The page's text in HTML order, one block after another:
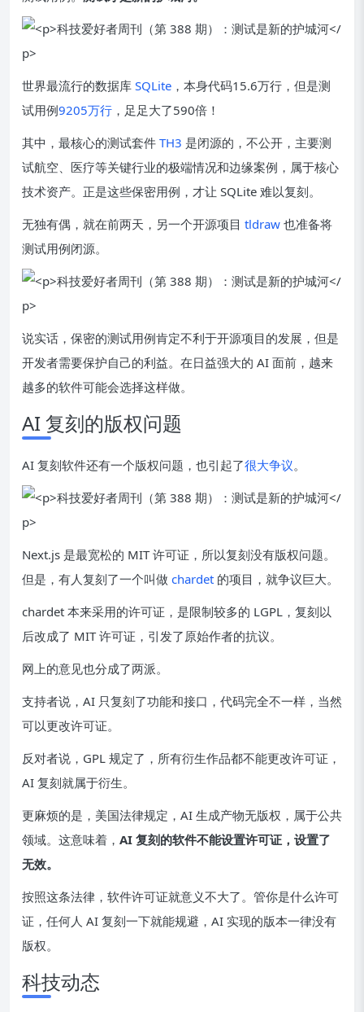
世界最流行的数据库 SQLite ，本身代码15.6万行，但是测
试用例9205万行 ，足足大了590倍！
其中，最核心的测试套件 TH3 是闭源的，不公开，主要测
试航空、医疗等关键行业的极端情况和边缘案例，属于核心
技术资产。正是这些保密用例，才让 SQLite 难以复刻。
无独有偶，就在前两天，另一个开源项目 tldraw 也准备将
测试用例闭源。
说实话，保密的测试用例肯定不利于开源项目的发展，但是
开发者需要保护自己的利益。在日益强大的 AI 面前，越来
越多的软件可能会选择这样做。
AI 复刻的版权问题
AI 复刻软件还有一个版权问题，也引起了很大争议。
Next.js 是最宽松的 MIT 许可证，所以复刻没有版权问题。
但是，有人复刻了一个叫做 chardet 的项目，就争议巨大。
chardet 本来采用的许可证，是限制较多的 LGPL，复刻以
后改成了 MIT 许可证，引发了原始作者的抗议。
网上的意见也分成了两派。
支持者说，AI 只复刻了功能和接口，代码完全不一样，当然
可以更改许可证。
反对者说，GPL 规定了，所有衍生作品都不能更改许可证，
AI 复刻就属于衍生。
更麻烦的是，美国法律规定，AI 生成产物无版权，属于公共
领域。这意味着， AI 复刻的软件不能设置许可证，设置了
无效。
按照这条法律，软件许可证就意义不大了。管你是什么许可
证，任何人 AI 复刻一下就能规避，AI 实现的版本一律没有
版权。
科技动态